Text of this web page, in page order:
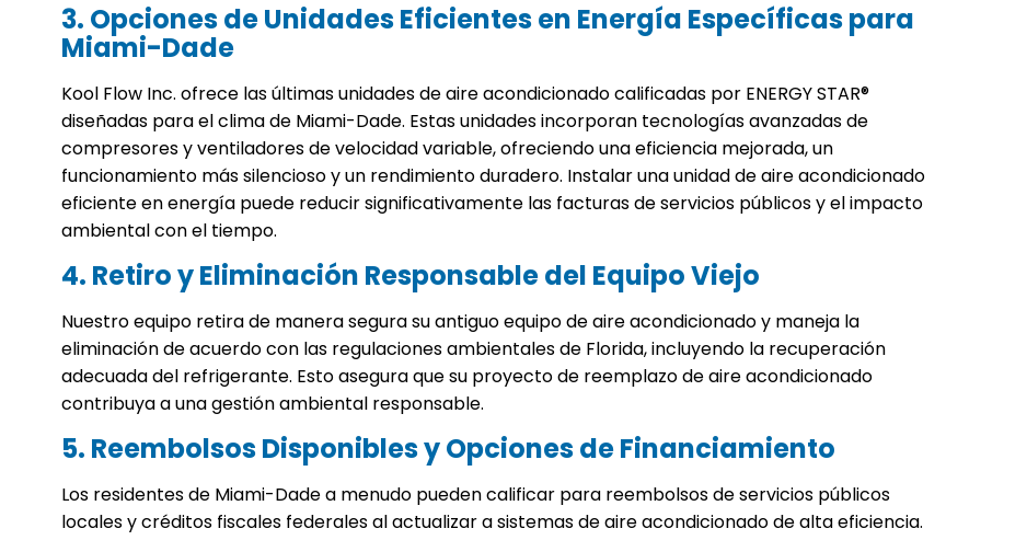
3. Opciones de Unidades Eficientes en Energía Específicas para
Miami-Dade
Kool Flow Inc. ofrece las últimas unidades de aire acondicionado calificadas por ENERGY STAR®
diseñadas para el clima de Miami-Dade. Estas unidades incorporan tecnologías avanzadas de
compresores y ventiladores de velocidad variable, ofreciendo una eficiencia mejorada, un
funcionamiento más silencioso y un rendimiento duradero. Instalar una unidad de aire acondicionado
eficiente en energía puede reducir significativamente las facturas de servicios públicos y el impacto
ambiental con el tiempo.
4. Retiro y Eliminación Responsable del Equipo Viejo
Nuestro equipo retira de manera segura su antiguo equipo de aire acondicionado y maneja la
eliminación de acuerdo con las regulaciones ambientales de Florida, incluyendo la recuperación
adecuada del refrigerante. Esto asegura que su proyecto de reemplazo de aire acondicionado
contribuya a una gestión ambiental responsable.
5. Reembolsos Disponibles y Opciones de Financiamiento
Los residentes de Miami-Dade a menudo pueden calificar para reembolsos de servicios públicos
locales y créditos fiscales federales al actualizar a sistemas de aire acondicionado de alta eficiencia.